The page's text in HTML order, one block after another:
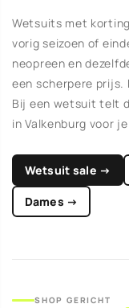
Wetsuits met
vorig seizoen of
neopreen en
een scherpere prijs.
Bij een wetsuit telt
in Valkenburg voor
Wetsuit sale →
Dames →
SHOP GERICHT